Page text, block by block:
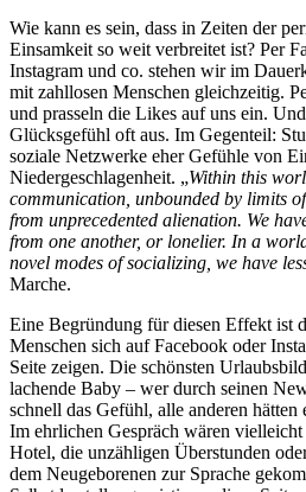
Wie kann es sein, dass in Zeiten der
Einsamkeit so weit verbreitet ist? Per
Instagram und co. stehen wir im
mit zahllosen Menschen gleichzeitig.
und prasseln die Likes auf uns ein.
Glücksgefühl oft aus. Im Gegenteil:
soziale Netzwerke eher Gefühle von
Niedergeschlagenheit. „Within this
communication, unbounded by limits
from unprecedented alienation. We
from one another, or lonelier. In a
novel modes of socializing, we have
Marche.
Eine Begründung für diesen Effekt ist
Menschen sich auf Facebook oder
Seite zeigen. Die schönsten
lachende Baby – wer durch seinen
schnell das Gefühl, alle anderen
Im ehrlichen Gespräch wären
Hotel, die unzähligen Überstunden
dem Neugeborenen zur Sprache